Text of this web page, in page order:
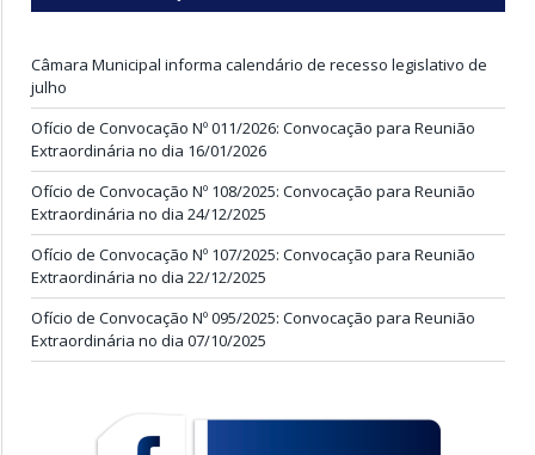
Câmara Municipal informa calendário de recesso legislativo de
julho
Ofício de Convocação Nº 011/2026: Convocação para Reunião
Extraordinária no dia 16/01/2026
Ofício de Convocação Nº 108/2025: Convocação para Reunião
Extraordinária no dia 24/12/2025
Ofício de Convocação Nº 107/2025: Convocação para Reunião
Extraordinária no dia 22/12/2025
Ofício de Convocação Nº 095/2025: Convocação para Reunião
Extraordinária no dia 07/10/2025